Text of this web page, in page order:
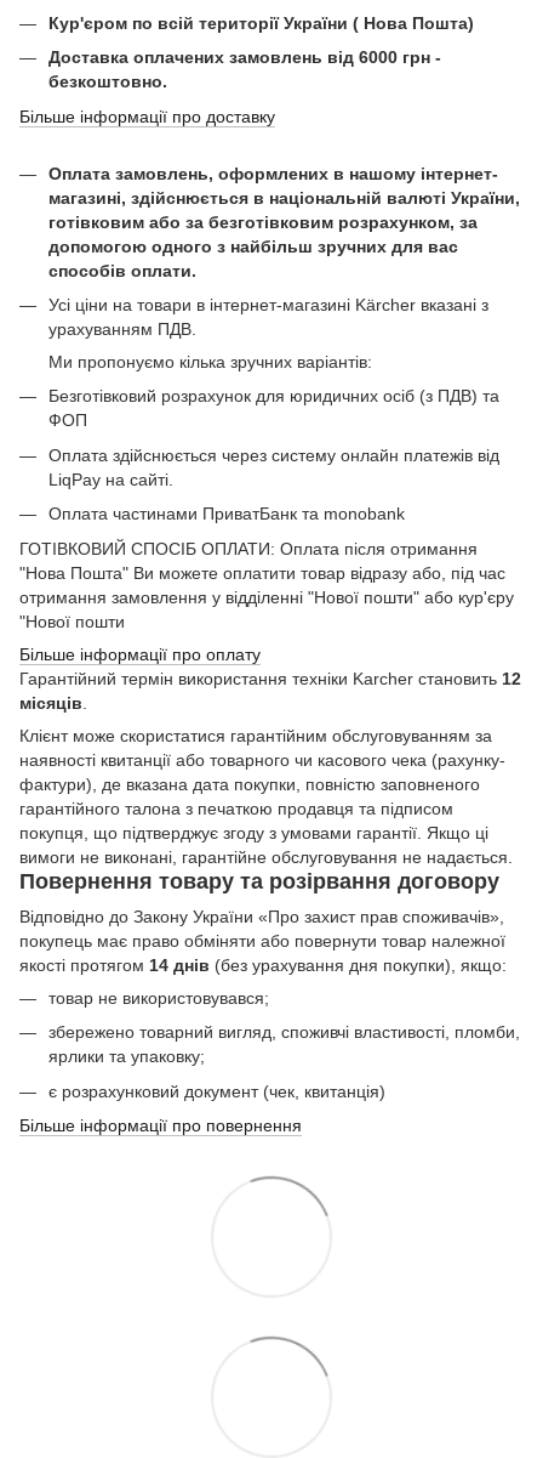
Кур'єром по всій території України ( Нова Пошта)
Доставка оплачених замовлень від 6000 грн -
безкоштовно.
Більше інформації про доставку
Оплата замовлень, оформлених в нашому інтернет-
магазині, здійснюється в національній валюті України,
готівковим або за безготівковим розрахунком, за
допомогою одного з найбільш зручних для вас
способів оплати.
Усі ціни на товари в інтернет-магазині Kärcher вказані з
урахуванням ПДВ.
Ми пропонуємо кілька зручних варіантів:
Безготівковий розрахунок для юридичних осіб (з ПДВ) та
ФОП
Оплата здійснюється через систему онлайн платежів від
LiqPay на сайті.
Оплата частинами ПриватБанк та monobank
ГОТІВКОВИЙ СПОСІБ ОПЛАТИ: Оплата після отримання
"Нова Пошта" Ви можете оплатити товар відразу або, під час
отримання замовлення у відділенні "Нової пошти" або кур'єру
"Нової пошти
Більше інформації про оплату
Гарантійний термін використання техніки Karcher становить 12
місяців
Клієнт може скористатися гарантійним обслуговуванням за
наявності квитанції або товарного чи касового чека (рахунку-
фактури), де вказана дата покупки, повністю заповненого
гарантійного талона з печаткою продавця та підписом
покупця, що підтверджує згоду з умовами гарантії. Якщо ці
вимоги не виконані, гарантійне обслуговування не надається.
Повернення товару та розірвання договору
Відповідно до Закону України «Про захист прав споживачів»,
покупець має право обміняти або повернути товар належної
якості протягом 14 днів (без урахування дня покупки), якщо:
товар не використовувався;
збережено товарний вигляд, споживчі властивості, пломби,
ярлики та упаковку;
є розрахунковий документ (чек, квитанція)
Більше інформації про повернення